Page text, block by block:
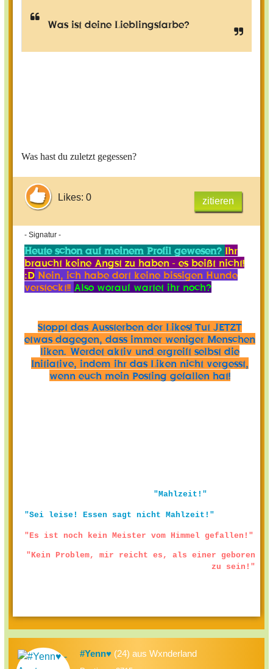
Was ist deine Lieblingsfarbe?
Was hast du zuletzt gegessen?
Likes: 0 zitieren
- Signatur -
Heute schon auf meinem Profil gewesen? Ihr
braucht keine Angst zu haben - es beißt nicht!
:D Nein, ich habe dort keine bissigen Hunde
versteckt!! Also worauf wartet ihr noch?
Stoppt das Aussterben der Likes! Tut JETZT
etwas dagegen, dass immer weniger Menschen
liken. Werdet aktiv und ergreift selbst die
Initiative, indem ihr das Liken nicht vergesst,
wenn euch mein Posting gefallen hat!
"Mahlzeit!"
"Sei leise! Essen sagt nicht Mahlzeit!"
"Es ist noch kein Meister vom Himmel gefallen!"
"Kein Problem, mir reicht es, als einer geboren
zu sein!"
#Yenn♥ (24) aus Wxnderland